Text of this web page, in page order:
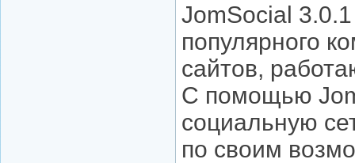
JomSocial
популярного
сайтов,
С помощью
социальную
по своим